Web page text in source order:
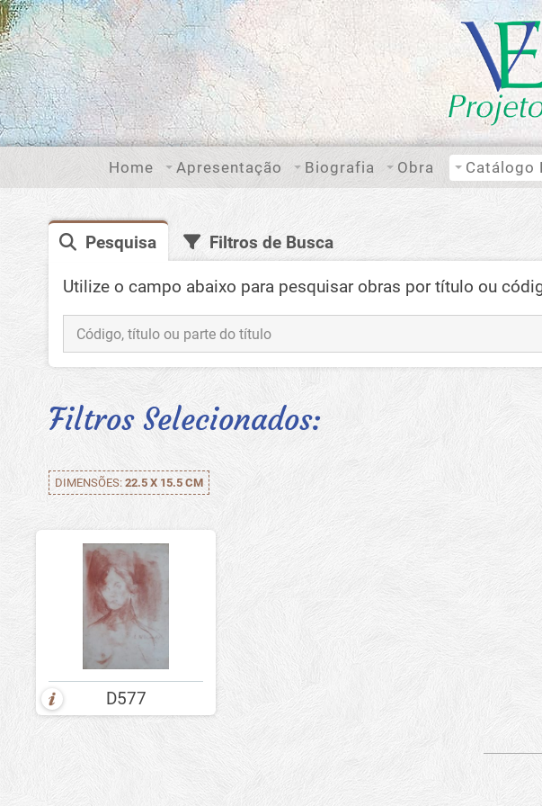
Home Apresentação Biografia Obra Catálogo
Pesquisa Filtros de Busca
Utilize o campo abaixo para pesquisar obras por título ou
Filtros Selecionados:
DIMENSÕES: 22.5 X 15.5 CM
D577